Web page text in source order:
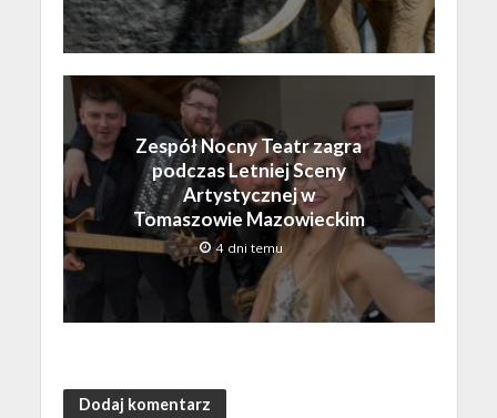
Zespół Nocny Teatr zagra
podczas Letniej Sceny
Artystycznej w
Tomaszowie Mazowieckim
4 dni temu
Dodaj komentarz